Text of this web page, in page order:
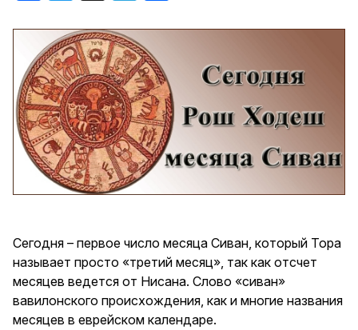
Сегодня – первое число месяца Сиван, который Тора
называет просто «третий месяц», так как отсчет
месяцев ведется от Нисана. Слово «сиван»
вавилонского происхождения, как и многие названия
месяцев в еврейском календаре.